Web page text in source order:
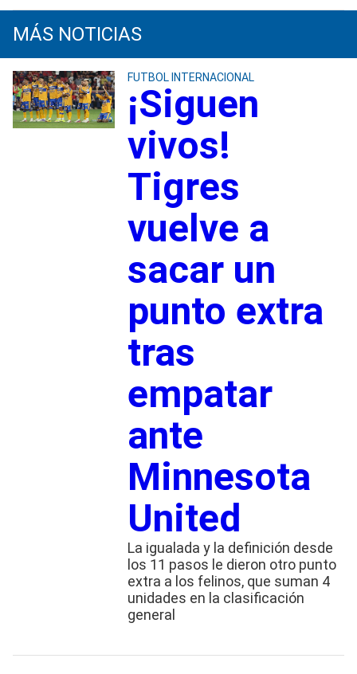
MÁS NOTICIAS
FUTBOL INTERNACIONAL
¡Siguen
vivos!
Tigres
vuelve a
sacar un
punto extra
tras
empatar
ante
Minnesota
United
La igualada y la definición desde
los 11 pasos le dieron otro punto
extra a los felinos, que suman 4
unidades en la clasificación
general